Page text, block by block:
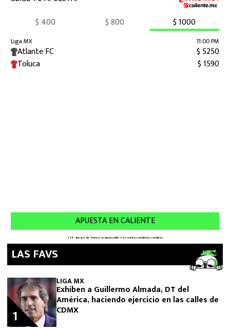
LAS FAVS
LIGA MX
Exhiben a Guillermo Almada, DT del
América, haciendo ejercicio en las calles de
CDMX
1